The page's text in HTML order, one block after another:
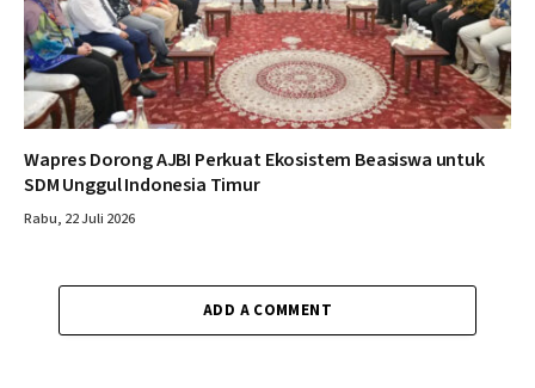
Wapres Dorong AJBI Perkuat Ekosistem Beasiswa untuk
SDM Unggul Indonesia Timur
Rabu, 22 Juli 2026
ADD A COMMENT